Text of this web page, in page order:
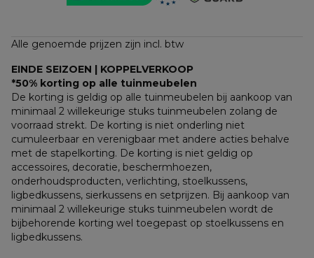
Alle genoemde prijzen zijn incl. btw
EINDE SEIZOEN | KOPPELVERKOOP
*50% korting op alle tuinmeubelen
De korting is geldig op alle tuinmeubelen bij aankoop van
minimaal 2 willekeurige stuks tuinmeubelen zolang de
voorraad strekt. De korting is niet onderling niet
cumuleerbaar en verenigbaar met andere acties behalve
met de stapelkorting. De korting is niet geldig op
accessoires, decoratie, beschermhoezen,
onderhoudsproducten, verlichting, stoelkussens,
ligbedkussens, sierkussens en setprijzen. Bij aankoop van
minimaal 2 willekeurige stuks tuinmeubelen wordt de
bijbehorende korting wel toegepast op stoelkussens en
ligbedkussens.